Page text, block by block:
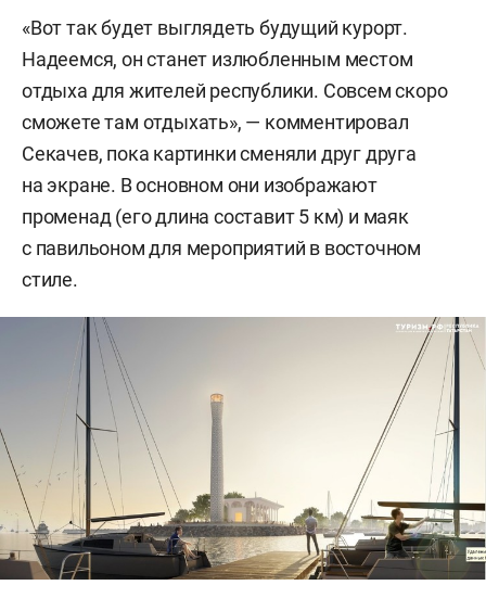
«Вот так будет выглядеть будущий курорт.
Надеемся, он станет излюбленным местом
отдыха для жителей республики. Совсем скоро
сможете там отдыхать», — комментировал
Секачев, пока картинки сменяли друг друга
на экране. В основном они изображают
променад (его длина составит 5 км) и маяк
с павильоном для мероприятий в восточном
стиле.